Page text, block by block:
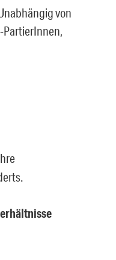
von
PartierInnen,